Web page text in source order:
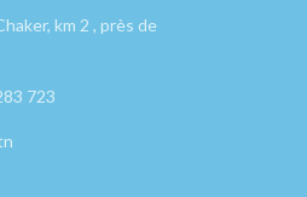
km 2 , près de
723